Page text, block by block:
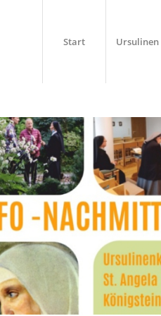
Start Ursulinen